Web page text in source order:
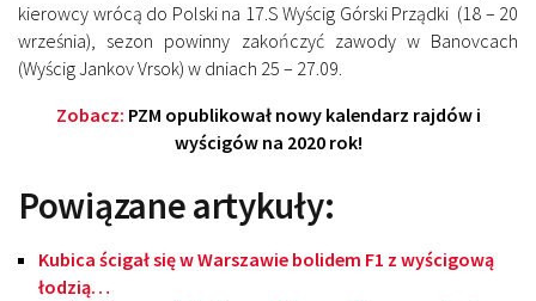
kierowcy wrócą do Polski na 17.S Wyścig Górski Prządki (18 – 20
września), sezon powinny zakończyć zawody w Banovcach
(Wyścig Jankov Vrsok) w dniach 25 – 27.09.
Zobacz: PZM opublikował nowy kalendarz rajdów i
wyścigów na 2020 rok!
Powiązane artykuły:
Kubica ścigał się w Warszawie bolidem F1 z wyścigową
łodzią…